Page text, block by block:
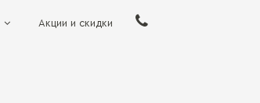
Акции и скидки